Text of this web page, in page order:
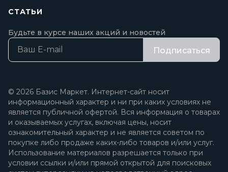
СТАТЬИ
Будьте в курсе наших акций и новостей
Подписаться
© 2026 Базис Маркет. Интернет-сайт носит
информационный характер и ни при каких условиях не
является публичной офертой. Вся информация о товарах
и оказываемых услугах, включая цены, носит
ознакомительный характер и не является советом по
покупке либо продаже каких-либо товаров и/или услуг.
Использование материалов разрешается только при
условии ссылки и/или прямой открытой для поисковых